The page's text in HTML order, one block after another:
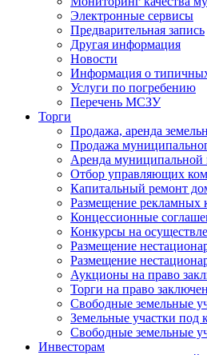
Электронные сервисы
Предварительная запись
Другая информация
Новости
Информация о
Услуги по погребению
Перечень МСЗУ
Торги
Продажа, аренда
Продажа
Аренда муниципальной
Отбор управляющих
Капитальный ремонт
Размещение рекламных
Концессионные
Конкурсы на
Размещение
Размещение
Аукционы на право
Торги на право
Свободные земельные
Земельные участки под
Свободные земельные
Инвесторам